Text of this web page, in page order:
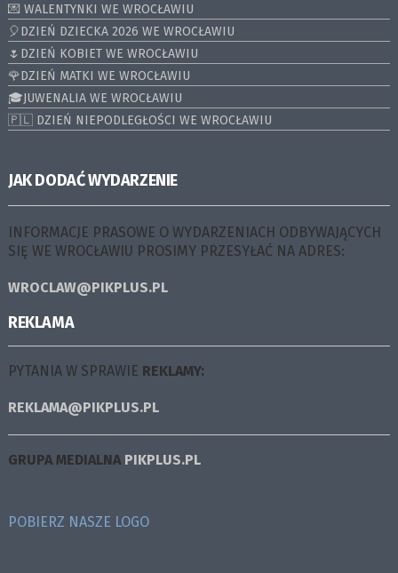
💌 WALENTYNKI WE WROCŁAWIU
🎈DZIEŃ DZIECKA 2026 WE WROCŁAWIU
🌷DZIEŃ KOBIET WE WROCŁAWIU
🌹DZIEŃ MATKI WE WROCŁAWIU
🎓JUWENALIA WE WROCŁAWIU
🇵🇱 DZIEŃ NIEPODLEGŁOŚCI WE WROCŁAWIU
JAK DODAĆ WYDARZENIE
INFORMACJE PRASOWE O WYDARZENIACH ODBYWAJĄCYCH
SIĘ WE WROCŁAWIU PROSIMY PRZESYŁAĆ NA ADRES:
WROCLAW@PIKPLUS.PL
REKLAMA
PYTANIA W SPRAWIE REKLAMY:
REKLAMA@PIKPLUS.PL
GRUPA MEDIALNA PIKPLUS.PL
POBIERZ NASZE LOGO